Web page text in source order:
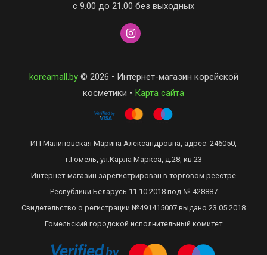
с 9.00 до 21.00 без выходных
koreamall.by© 2026 • Интернет-магазин корейской
косметики • Карта сайта
ИП Малиновская Марина Александровна, адрес: 246050,
г.Гомель, ул.Карла Маркса, д.28, кв.23
Интернет-магазин зарегистрирован в торговом реестре
Республики Беларусь 11.10.2018 под № 428887
Свидетельство о регистрации №491415007 выдано 23.05.2018
Гомельский городской исполнительный комитет